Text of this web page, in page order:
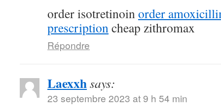
order isotretinoinorder
prescriptioncheap zithromax
Répondre
Laexxhsays:
23 septembre 2023 at 9 h 54 min